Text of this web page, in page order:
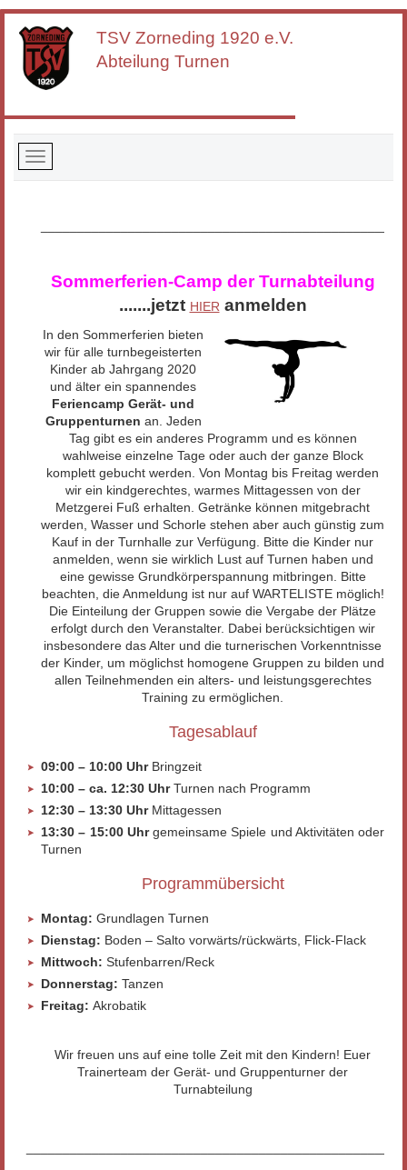
TSV Zorneding 1920 e.V.
Abteilung Turnen
Sommerferien-Camp der Turnabteilung
.......jetzt HIER anmelden
In den Sommerferien bieten
wir für alle turnbegeisterten
Kinder ab Jahrgang 2020
und älter ein spannendes
Feriencamp Gerät- und
Gruppenturnen an. Jeden
Tag gibt es ein anderes Programm und es können
wahlweise einzelne Tage oder auch der ganze Block
komplett gebucht werden. Von Montag bis Freitag werden
wir ein kindgerechtes, warmes Mittagessen von der
Metzgerei Fuß erhalten. Getränke können mitgebracht
werden, Wasser und Schorle stehen aber auch günstig zum
Kauf in der Turnhalle zur Verfügung. Bitte die Kinder nur
anmelden, wenn sie wirklich Lust auf Turnen haben und
eine gewisse Grundkörperspannung mitbringen. Bitte
beachten, die Anmeldung ist nur auf WARTELISTE möglich!
Die Einteilung der Gruppen sowie die Vergabe der Plätze
erfolgt durch den Veranstalter. Dabei berücksichtigen wir
insbesondere das Alter und die turnerischen Vorkenntnisse
der Kinder, um möglichst homogene Gruppen zu bilden und
allen Teilnehmenden ein alters- und leistungsgerechtes
Training zu ermöglichen.
Tagesablauf
09:00 – 10:00 UhrBringzeit
10:00 – ca. 12:30 UhrTurnen nach Programm
12:30 – 13:30 UhrMittagessen
13:30 – 15:00 Uhrgemeinsame Spiele und Aktivitäten oder
Turnen
Programmübersicht
Montag: Grundlagen Turnen
Dienstag: Boden – Salto vorwärts/rückwärts, Flick-Flack
Mittwoch: Stufenbarren/Reck
Donnerstag: Tanzen
Freitag: Akrobatik
Wir freuen uns auf eine tolle Zeit mit den Kindern! Euer
Trainerteam der Gerät- und Gruppenturner der
Turnabteilung